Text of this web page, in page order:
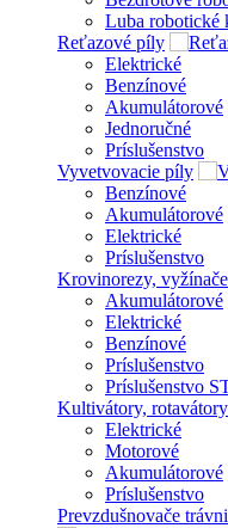
Luba robotické
Reťazové píly
Elektrické
Benzínové
Akumulátorové
Jednoručné
Príslušenstvo
Vyvetvovacie píly
Benzínové
Akumulátorové
Elektrické
Príslušenstvo
Krovinorezy, vyžínače
Akumulátorové
Elektrické
Benzínové
Príslušenstvo
Príslušenstvo
Kultivátory, rotavátory
Elektrické
Motorové
Akumulátorové
Príslušenstvo
Prevzdušnovače